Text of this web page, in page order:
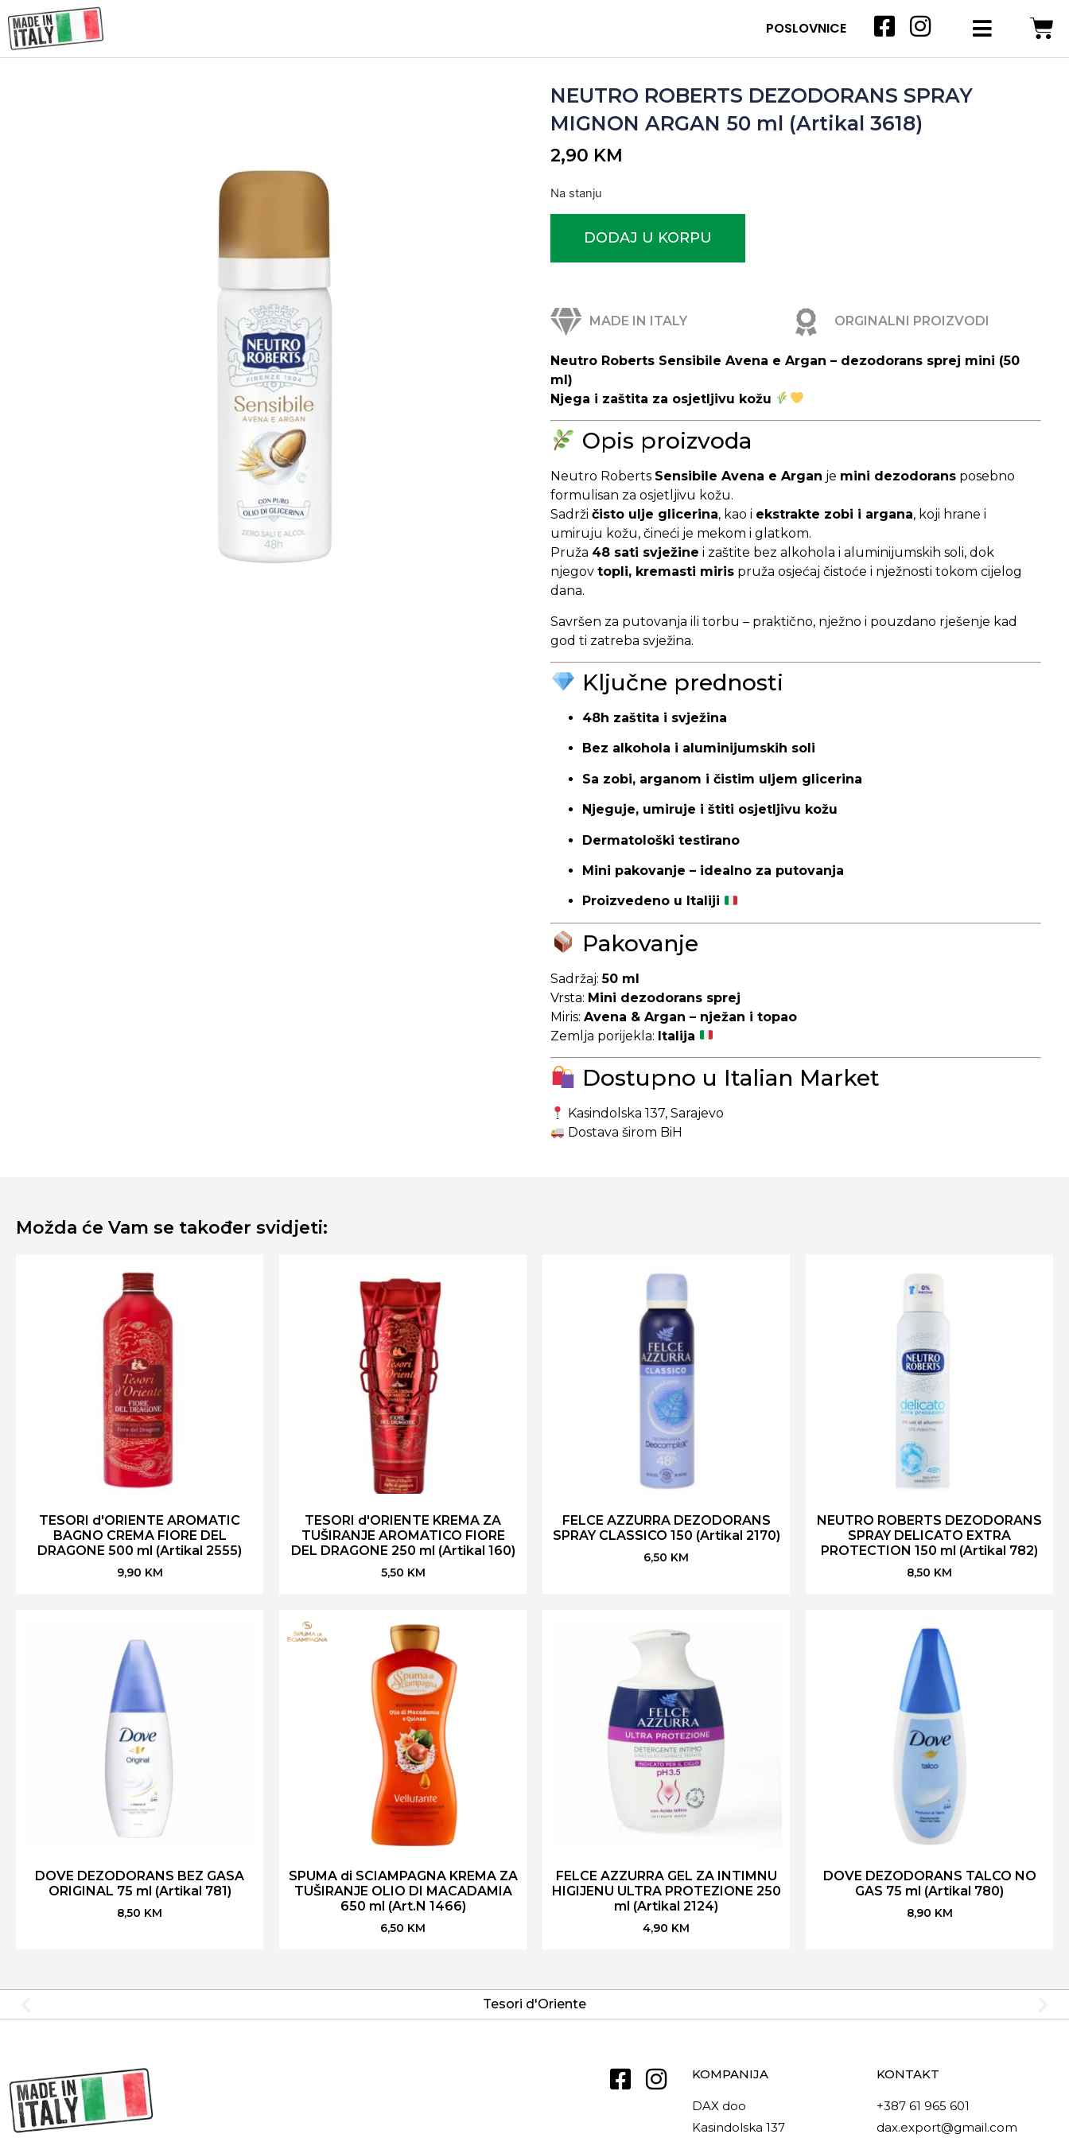
POSLOVNICE
NEUTRO ROBERTS DEZODORANS SPRAY
MIGNON ARGAN 50 ml (Artikal 3618)
2,90 KM
Na stanju
DODAJ U KORPU
MADE IN ITALY ORGINALNI PROIZVODI
Neutro Roberts Sensibile Avena e Argan – dezodorans sprej mini (50
ml)
Njega i zaštita za osjetljivu kožu
Opis proizvoda
Neutro Roberts Sensibile Avena e Argan je mini dezodorans posebno
formulisan za osjetljivu kožu.
Sadrži čisto ulje glicerina, kao i ekstrakte zobi i argana, koji hrane i
umiruju kožu, čineći je mekom i glatkom.
Pruža 48 sati svježine i zaštite bez alkohola i aluminijumskih soli, dok
njegov topli, kremasti miris pruža osjećaj čistoće i nježnosti tokom cijelog
dana.
Savršen za putovanja ili torbu – praktično, nježno i pouzdano rješenje kad
god ti zatreba svježina.
Ključne prednosti
48h zaštita i svježina
Bez alkohola i aluminijumskih soli
Sa zobi, arganom i čistim uljem glicerina
Njeguje, umiruje i štiti osjetljivu kožu
Dermatološki testirano
Mini pakovanje – idealno za putovanja
Proizvedeno u Italiji
Pakovanje
Sadržaj:50 ml
Vrsta: Mini dezodorans sprej
Miris: Avena & Argan – nježan i topao
Zemlja porijekla: Italija
Dostupno u Italian Market
Kasindolska 137, Sarajevo
Dostava širom BiH
Možda će Vam se također svidjeti:
TESORI d'ORIENTE AROMATIC
BAGNO CREMA FIORE DEL
DRAGONE 500 ml (Artikal 2555)
9,90 KM
TESORI d'ORIENTE KREMA ZA
TUŠIRANJE AROMATICO FIORE
DEL DRAGONE 250 ml (Artikal 160)
5,50 KM
FELCE AZZURRA DEZODORANS
SPRAY CLASSICO 150 (Artikal 2170)
6,50 KM
NEUTRO ROBERTS DEZODORANS
SPRAY DELICATO EXTRA
PROTECTION 150 ml (Artikal 782)
8,50 KM
DOVE DEZODORANS BEZ GASA
ORIGINAL 75 ml (Artikal 781)
8,50 KM
SPUMA di SCIAMPAGNA KREMA ZA
TUŠIRANJE OLIO DI MACADAMIA
650 ml (Art.N 1466)
6,50 KM
FELCE AZZURRA GEL ZA INTIMNU
HIGIJENU ULTRA PROTEZIONE 250
ml (Artikal 2124)
4,90 KM
DOVE DEZODORANS TALCO NO
GAS 75 ml (Artikal 780)
8,90 KM
Tesori d'Oriente
KOMPANIJA
DAX doo
Kasindolska 137
KONTAKT
+387 61 965 601
dax.export@gmail.com